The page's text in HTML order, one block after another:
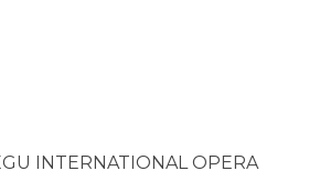
INTERNATIONAL OPERA